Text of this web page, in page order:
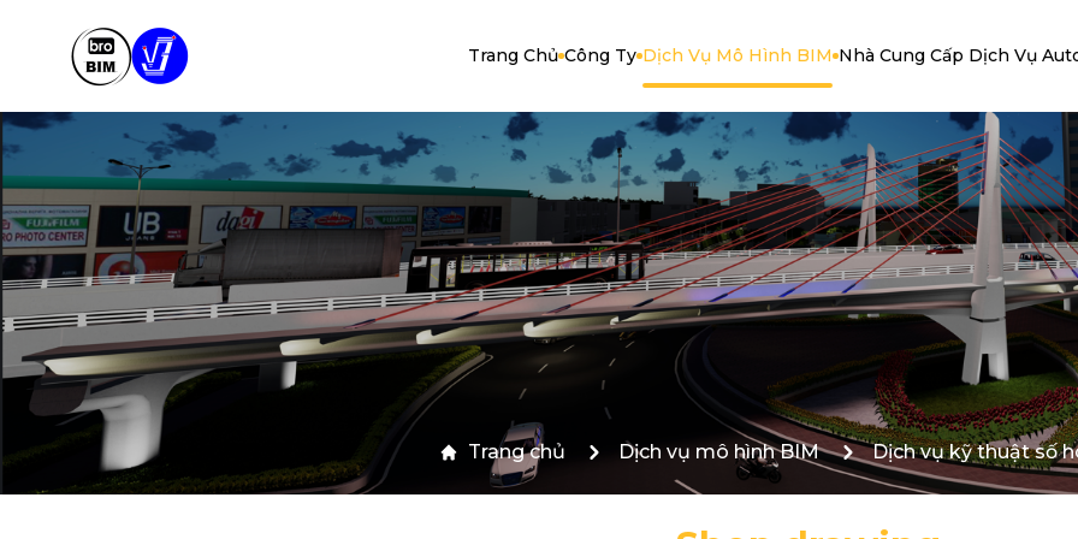
Trang Chủ Công Ty Dịch Vụ Mô Hình BIM Nhà Cung Cấp Dịch Vụ
Trang chủ Dịch vụ mô hình BIM Dịch vụ kỹ thuật số